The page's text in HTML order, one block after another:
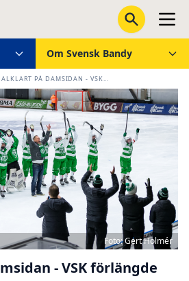
Om Svensk Bandy
PÅ DAMSIDAN - VSK...
Foto: Gert Holmér
- VSK förlängde